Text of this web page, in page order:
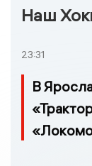
Наш
23:31
В